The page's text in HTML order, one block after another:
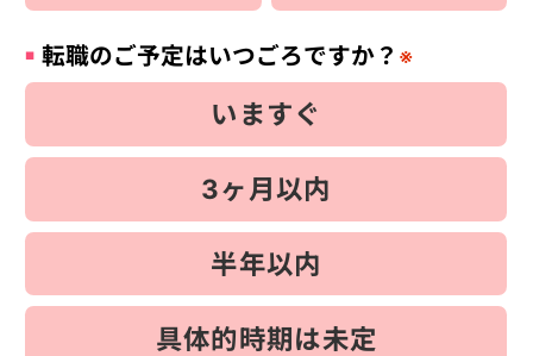
転職のご予定はいつごろですか？ ※
いますぐ
3ヶ月以内
半年以内
具体的時期は未定